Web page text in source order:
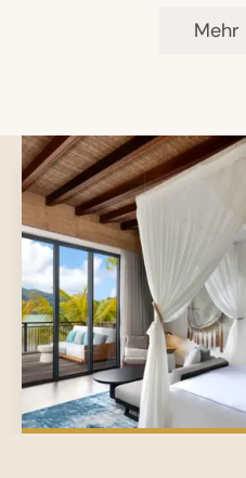
Anwendungen
& traditionellen
Creole‑Currys, Pizza
Mehr